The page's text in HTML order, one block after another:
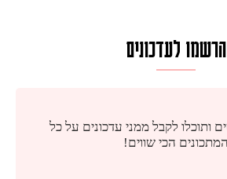
הרשמו לעדכונים